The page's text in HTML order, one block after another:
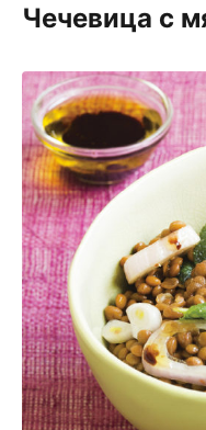
Чечевица с